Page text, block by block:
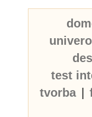
test
tvorba